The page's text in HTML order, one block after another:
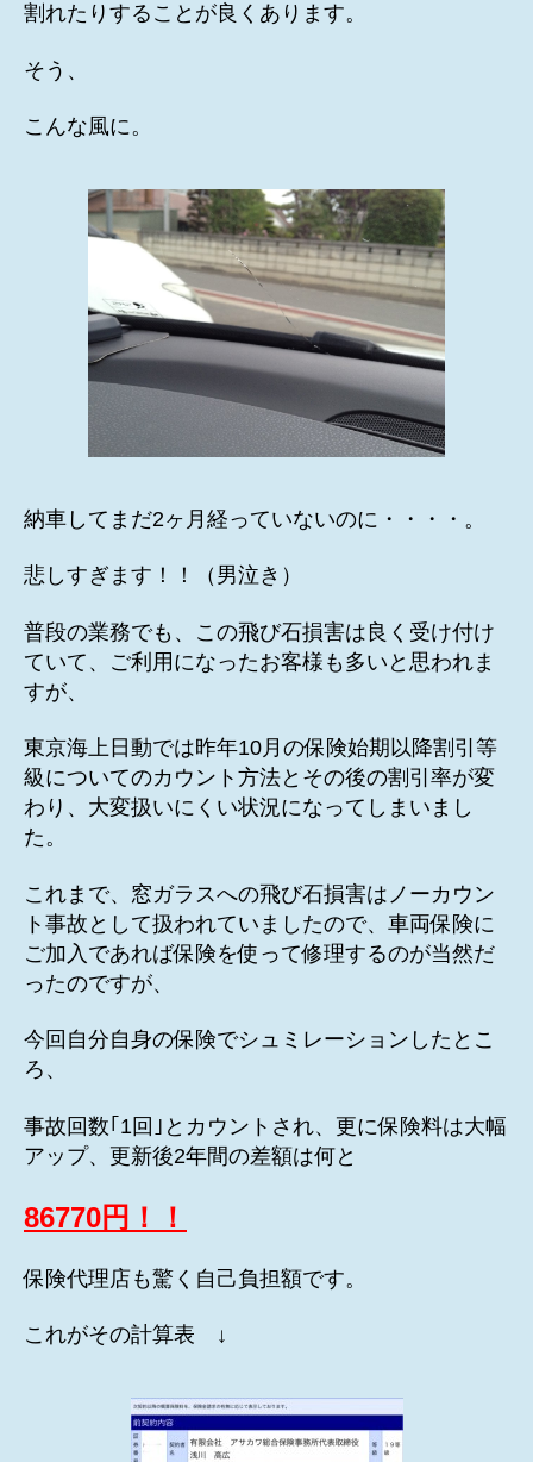
割れたりすることが良くあります。
そう、
こんな風に。
納車してまだ2ヶ月経っていないのに・・・・。
悲しすぎます！！（男泣き）
普段の業務でも、この飛び石損害は良く受け付け
ていて、ご利用になったお客様も多いと思われま
すが、
東京海上日動では昨年10月の保険始期以降割引等
級についてのカウント方法とその後の割引率が変
わり、大変扱いにくい状況になってしまいまし
た。
これまで、窓ガラスへの飛び石損害はノーカウン
ト事故として扱われていましたので、車両保険に
ご加入であれば保険を使って修理するのが当然だ
ったのですが、
今回自分自身の保険でシュミレーションしたとこ
ろ、
事故回数｢1回｣とカウントされ、更に保険料は大幅
アップ、更新後2年間の差額は何と
86770円！！
保険代理店も驚く自己負担額です。
これがその計算表 ↓